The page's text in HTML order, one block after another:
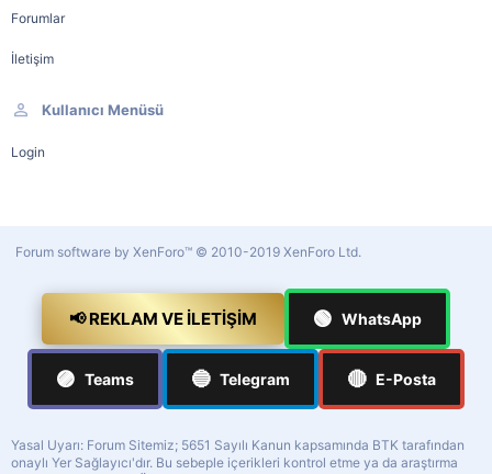
Forumlar
İletişim
Kullanıcı Menüsü
Login
Forum software by XenForo™ © 2010-2019 XenForo Ltd.
📢 REKLAM VE İLETIŞIM 🟢 WhatsApp
🟣 Teams 🔵 Telegram 🔴 E-Posta
Yasal Uyarı: Forum Sitemiz; 5651 Sayılı Kanun kapsamında BTK tarafından
onaylı Yer Sağlayıcı'dır. Bu sebeple içerikleri kontrol etme ya da araştırma